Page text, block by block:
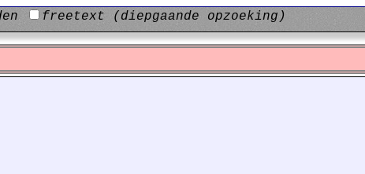
freetext (diepgaande opzoeking)